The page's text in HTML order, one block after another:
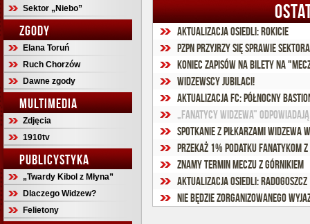
Sektor „Niebo”
ZGODY
Elana Toruń
Ruch Chorzów
Dawne zgody
MULTIMEDIA
Zdjęcia
1910tv
PUBLICYSTYKA
„Twardy Kibol z Młyna”
Dlaczego Widzew?
Felietony
Aktualizacja osiedli: Rokicie
PZPN przyjrzy się sprawie
Koniec zapisów na bilety na
Widzewscy jubilaci!
Aktualizacja FC: Północny
„Fanatycy Widzewa”
Spotkanie z piłkarzami Widzewa
Przekaż 1% podatku fanatykom
Znamy termin meczu z Górnikiem
Aktualizacja osiedli: Radogoszcz
Nie będzie zorganizowanego